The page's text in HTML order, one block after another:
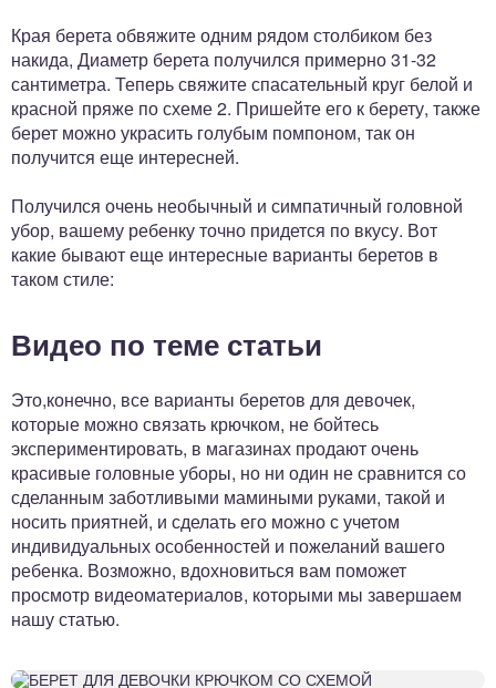
Края берета обвяжите одним рядом столбиком без
накида, Диаметр берета получился примерно 31-32
сантиметра. Теперь свяжите спасательный круг белой и
красной пряже по схеме 2. Пришейте его к берету, также
берет можно украсить голубым помпоном, так он
получится еще интересней.
Получился очень необычный и симпатичный головной
убор, вашему ребенку точно придется по вкусу. Вот
какие бывают еще интересные варианты беретов в
таком стиле:
Видео по теме статьи
Это,конечно, все варианты беретов для девочек,
которые можно связать крючком, не бойтесь
экспериментировать, в магазинах продают очень
красивые головные уборы, но ни один не сравнится со
сделанным заботливыми мамиными руками, такой и
носить приятней, и сделать его можно с учетом
индивидуальных особенностей и пожеланий вашего
ребенка. Возможно, вдохновиться вам поможет
просмотр видеоматериалов, которыми мы завершаем
нашу статью.